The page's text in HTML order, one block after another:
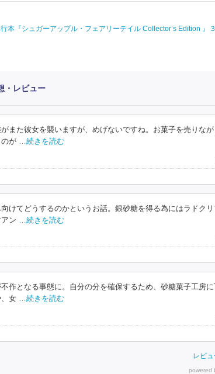
『シュガーアップル・フェアリーテイル Collector’s Edition 』
・レビュー
また彼女を襲いますが、めげないですね。お菓子を売りな
が …続きを読む
けてどうするのかというお話。銀砂糖を得る為にはラドク
ン
…続きを読む
作となる事態に。自分の分を確保するため、砂糖菓子工房に
女 …続きを読む
レビ
powered